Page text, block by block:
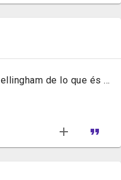
de lo que és ...